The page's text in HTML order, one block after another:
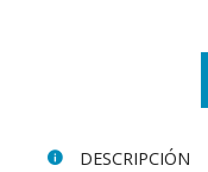
DESCRIPCIÓN